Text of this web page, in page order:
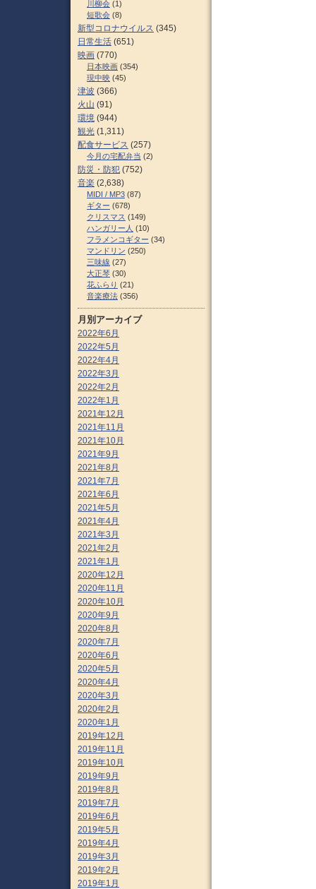
川柳会 (1)
短歌会 (8)
新型コロナウイルス (345)
日常生活 (651)
映画 (770)
日本映画 (354)
現中映 (45)
津波 (366)
火山 (91)
環境 (944)
観光 (1,311)
配食サービス (257)
今月の宅配弁当 (2)
防災・防犯 (752)
音楽 (2,638)
MIDI / MP3 (87)
ギター (678)
クリスマス (149)
ハンガリー人 (10)
フラメンコギター (34)
マンドリン (250)
三味線 (27)
大正琴 (30)
花ふらり (21)
音楽療法 (356)
月別アーカイブ
2022年6月
2022年5月
2022年4月
2022年3月
2022年2月
2022年1月
2021年12月
2021年11月
2021年10月
2021年9月
2021年8月
2021年7月
2021年6月
2021年5月
2021年4月
2021年3月
2021年2月
2021年1月
2020年12月
2020年11月
2020年10月
2020年9月
2020年8月
2020年7月
2020年6月
2020年5月
2020年4月
2020年3月
2020年2月
2020年1月
2019年12月
2019年11月
2019年10月
2019年9月
2019年8月
2019年7月
2019年6月
2019年5月
2019年4月
2019年3月
2019年2月
2019年1月